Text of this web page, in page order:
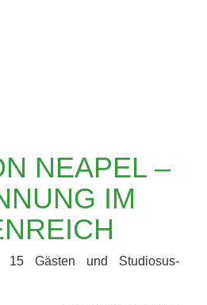
NEAPEL –
IM
15 Gästen und Studiosus-